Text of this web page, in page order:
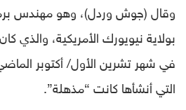
وقال (جوش وردل)، وهو مهندس
في شهر تشرين الأول/ أكتوبر
التي أنشأها كانت “مذهلة”.